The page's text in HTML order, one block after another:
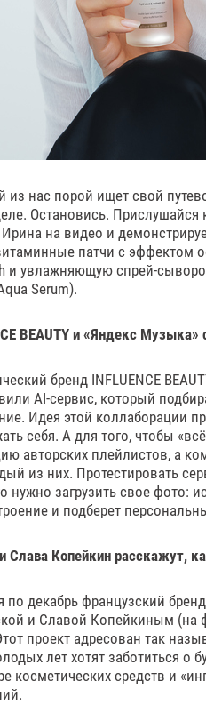
из нас порой ищет свой
Остановись. Прислушайся
на видео и
патчи с эффектом
и увлажняющую спрей-
Serum).
BEAUTY и «Яндекс
бренд INFLUENCE
AI-сервис, который
Идея этой коллаборации
себя. А для того, чтобы
авторских плейлистов, а
из них. Протестировать
нужно загрузить свое фото:
и подберет
Слава Копейкин расскажут,
по декабрь французский
и Славой Копейкиным (на
проект адресован так
лет хотят заботиться
косметических средств и